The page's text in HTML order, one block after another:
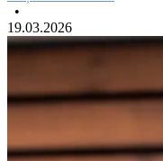
•
19.03.2026